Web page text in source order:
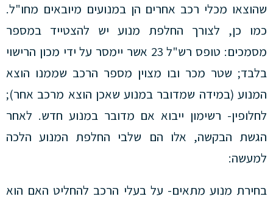
שהוצאו מכלי רכב אחרים הן במנועים מיובאים מחו"ל.
כמו כן, לצורך החלפת מנוע יש להצטייד במספר
מסמכים: טופס רש"ל 23 אשר יימסר על ידי מכון הרישוי
בלבד; שטר מכר ובו מצוין מספר הרכב שממנו הוצא
המנוע (במידה שמדובר במנוע שאכן הוצא מרכב אחר);
לחלופין- רשימון ייבוא אם מדובר במנוע חדש. לאחר
הגשת הבקשה, אלו הם שלבי החלפת המנוע הלכה
למעשה:
בחירת מנוע מתאים- על בעלי הרכב להחליט האם הוא